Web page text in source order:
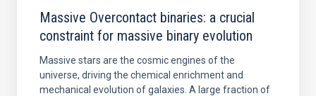
Massive Overcontact binaries: a crucial
constraint for massive binary evolution
Massive stars are the cosmic engines of the
universe, driving the chemical enrichment and
mechanical evolution of galaxies. A large fraction of